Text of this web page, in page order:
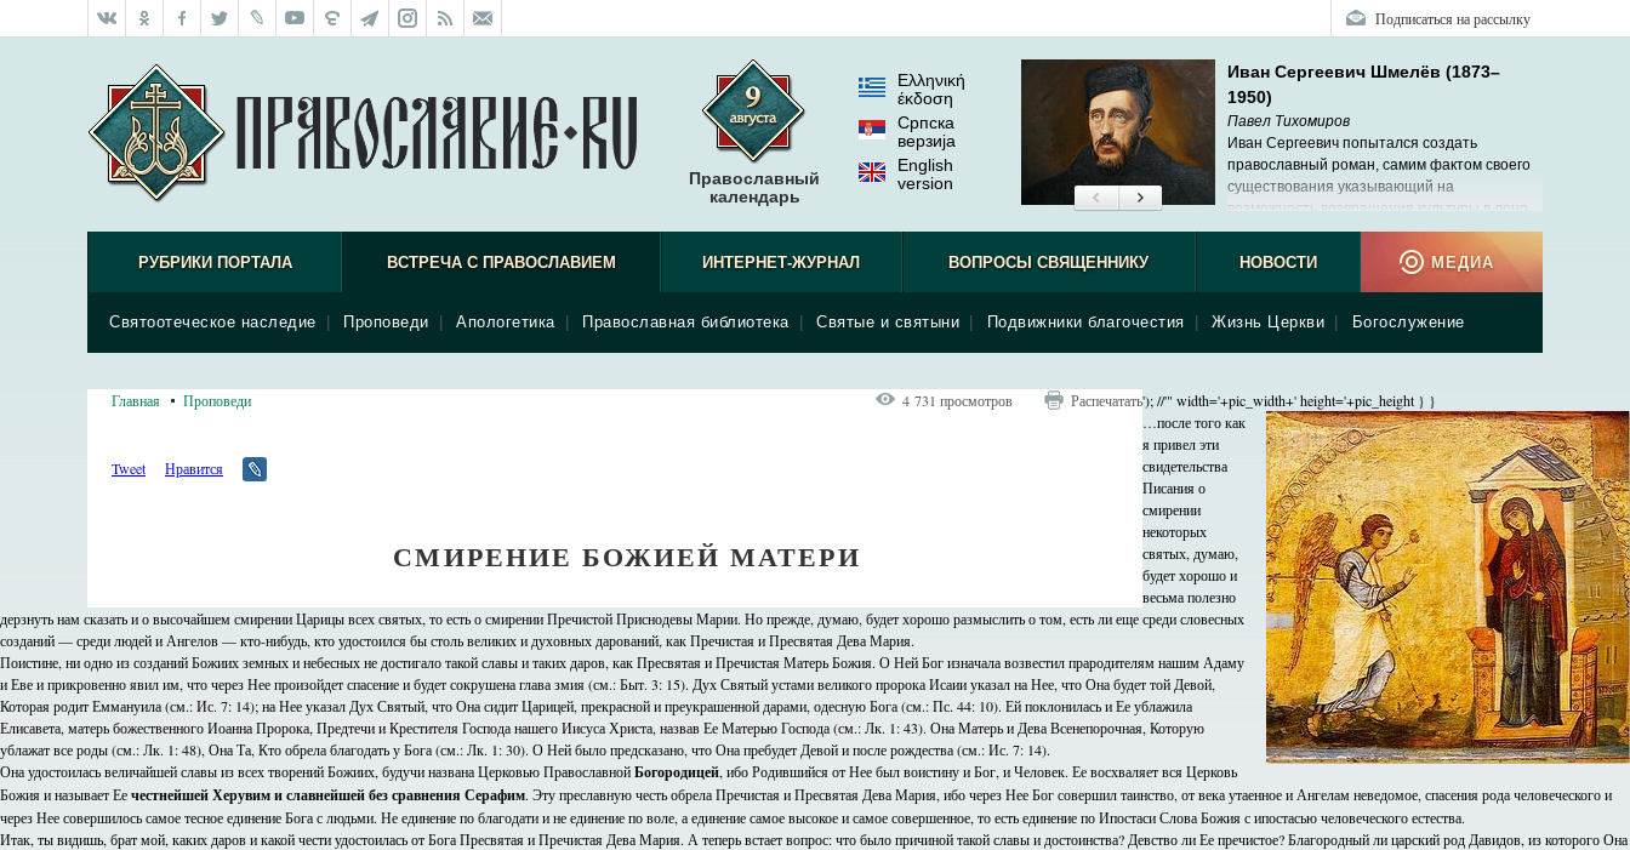
Подписаться на рассылку
Православный
календарь
Ελληνική
έκδοση
Српска
верзиjа
English
version
Иван Сергеевич Шмелёв (1873–
1950)
Павел Тихомиров
Иван Сергеевич попытался создать
православный роман, самим фактом своего
существования указывающий на
возможность возвращения культуры в лоно
Церкви.
РУБРИКИ ПОРТАЛА ВСТРЕЧА С ПРАВОСЛАВИЕМ
Святоотеческое наследие Проповеди Апологетика Православная библиотека Святые и святыни Подвижники благочестия Жизнь Церкви Богослужение
ИНТЕРНЕТ-ЖУРНАЛ ВОПРОСЫ СВЯЩЕННИКУ НОВОСТИ МЕДИА
Главная Проповеди 4 731 просмотров Распечатать
Tweet Нравится
СМИРЕНИЕ БОЖИЕЙ МАТЕРИ
'); //'" width='+pic_width+' height='+pic_height } }
…после того как
я привел эти
свидетельства
Писания о
смирении
некоторых
святых, думаю,
будет хорошо и
весьма полезно
дерзнуть нам сказать и о высочайшем смирении Царицы всех святых, то есть о смирении Пречистой Приснодевы Марии. Но прежде, думаю, будет хорошо размыслить о том, есть ли еще среди словесных
созданий — среди людей и Ангелов — кто-нибудь, кто удостоился бы столь великих и духовных дарований, как Пречистая и Пресвятая Дева Мария.
Поистине, ни одно из созданий Божиих земных и небесных не достигало такой славы и таких даров, как Пресвятая и Пречистая Матерь Божия. О Ней Бог изначала возвестил прародителям нашим Адаму
и Еве и прикровенно явил им, что через Нее произойдет спасение и будет сокрушена глава змия (см.: Быт. 3: 15). Дух Святый устами великого пророка Исаии указал на Нее, что Она будет той Девой,
Которая родит Еммануила (см.: Ис. 7: 14); на Нее указал Дух Святый, что Она сидит Царицей, прекрасной и преукрашенной дарами, одесную Бога (см.: Пс. 44: 10). Ей поклонилась и Ее ублажила
Елисавета, матерь божественного Иоанна Пророка, Предтечи и Крестителя Господа нашего Иисуса Христа, назвав Ее Матерью Господа (см.: Лк. 1: 43). Она Матерь и Дева Всенепорочная, Которую
ублажат все роды (см.: Лк. 1: 48), Она Та, Кто обрела благодать у Бога (см.: Лк. 1: 30). О Ней было предсказано, что Она пребудет Девой и после рождества (см.: Ис. 7: 14).
Она удостоилась величайшей славы из всех творений Божиих, будучи названа Церковью ПравославнойБогородицей, ибо Родившийся от Нее был воистину и Бог, и Человек. Ее восхваляет вся Церковь
Божия и называет Еечестнейшей Херувим и славнейшей без сравнения Серафим. Эту преславную честь обрела Пречистая и Пресвятая Дева Мария, ибо через Нее Бог совершил таинство, от века утаенное и Ангелам неведомое, спасения рода человеческого и
через Нее совершилось самое тесное единение Бога с людьми. Не единение по благодати и не единение по воле, а единение самое высокое и самое совершенное, то есть единение по Ипостаси Слова Божия с ипостасью человеческого естества.
Итак, ты видишь, брат мой, каких даров и какой чести удостоилась от Бога Пресвятая и Пречистая Дева Мария. А теперь встает вопрос: что было причиной такой славы и достоинства? Девство ли Ее пречистое? Благородный ли царский род Давидов, из которого Она